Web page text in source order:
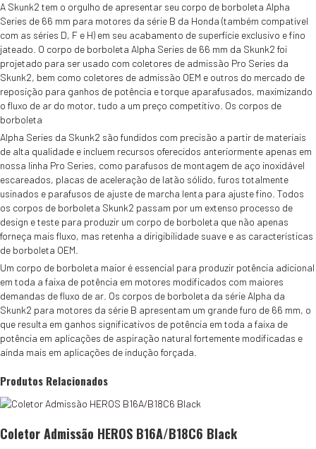
SKUNK
66mm
serie
D/B
A Skunk2 tem o orgulho de apresentar seu corpo de borboleta Alpha
Series de 66 mm para motores da série B da Honda (também compatível
com as séries D, F e H) em seu acabamento de superfície exclusivo e fino
jateado. O corpo de borboleta Alpha Series de 66 mm da Skunk2 foi
projetado para ser usado com coletores de admissão Pro Series da
Skunk2, bem como coletores de admissão OEM e outros do mercado de
reposição para ganhos de potência e torque aparafusados, maximizando
o fluxo de ar do motor, tudo a um preço competitivo. Os corpos de
borboleta
Alpha Series da Skunk2 são fundidos com precisão a partir de materiais
de alta qualidade e incluem recursos oferecidos anteriormente apenas em
nossa linha Pro Series, como parafusos de montagem de aço inoxidável
escareados, placas de aceleração de latão sólido, furos totalmente
usinados e parafusos de ajuste de marcha lenta para ajuste fino. Todos
os corpos de borboleta Skunk2 passam por um extenso processo de
design e teste para produzir um corpo de borboleta que não apenas
forneça mais fluxo, mas retenha a dirigibilidade suave e as características
de borboleta OEM.
Um corpo de borboleta maior é essencial para produzir potência adicional
em toda a faixa de potência em motores modificados com maiores
demandas de fluxo de ar. Os corpos de borboleta da série Alpha da
Skunk2 para motores da série B apresentam um grande furo de 66 mm, o
que resulta em ganhos significativos de potência em toda a faixa de
potência em aplicações de aspiração natural fortemente modificadas e
ainda mais em aplicações de indução forçada.
Produtos Relacionados
Coletor Admissão HEROS B16A/B18C6 Black